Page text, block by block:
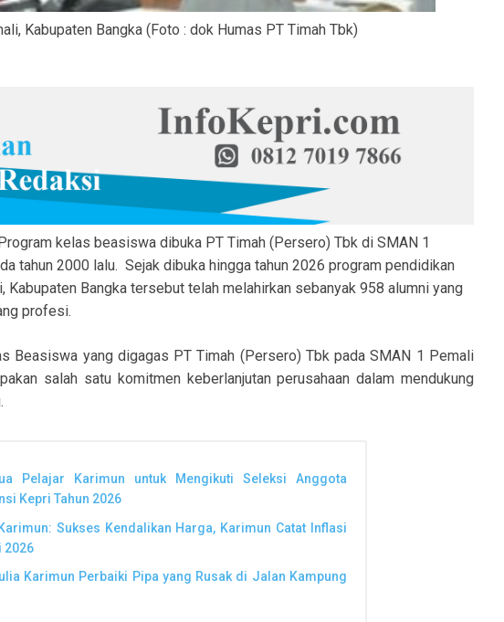
Bangka (Foto : dok Humas PT Timah Tbk)
kelas beasiswa dibuka PT Timah (Persero) Tbk di SMAN 1
tahun 2000 lalu. Sejak dibuka hingga tahun 2026 program pendidikan
Kabupaten Bangka tersebut telah melahirkan sebanyak 958 alumni yang
profesi.
Beasiswa yang digagas PT Timah (Persero) Tbk pada SMAN 1 Pemali
salah satu komitmen keberlanjutan perusahaan dalam mendukung
Pelajar Karimun untuk Mengikuti Seleksi Anggota
Kepri Tahun 2026
Sukses Kendalikan Harga, Karimun Catat Inflasi
2026
Karimun Perbaiki Pipa yang Rusak di Jalan Kampung